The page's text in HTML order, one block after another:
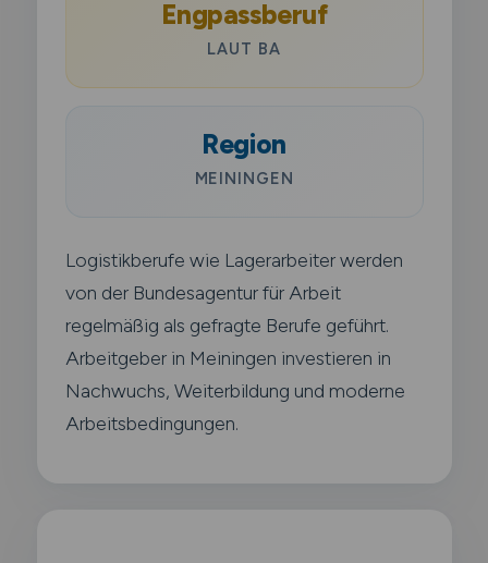
Engpassberuf
LAUT BA
Region
MEININGEN
Logistikberufe wie Lagerarbeiter werden
von der Bundesagentur für Arbeit
regelmäßig als gefragte Berufe geführt.
Arbeitgeber in Meiningen investieren in
Nachwuchs, Weiterbildung und moderne
Arbeitsbedingungen.